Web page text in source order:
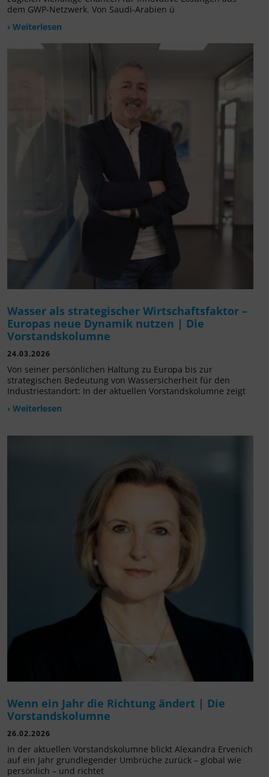
dem GWP-Netzwerk. Von Saudi-Arabien ü
› Weiterlesen
Wasser als strategischer Wirtschaftsfaktor –
Europas neue Dynamik nutzen | Die
Vorstandskolumne
24.03.2026
Von seiner persönlichen Haltung zu Europa bis zur
strategischen Bedeutung von Wassersicherheit für den
Industriestandort: In der aktuellen Vorstandskolumne zeigt
› Weiterlesen
Wenn ein Jahr die Richtung ändert | Die
Vorstandskolumne
26.02.2026
In der aktuellen Vorstandskolumne blickt Alexandra Ervenich
auf ein Jahr grundlegender Umbrüche zurück – global wie
persönlich – und richtet